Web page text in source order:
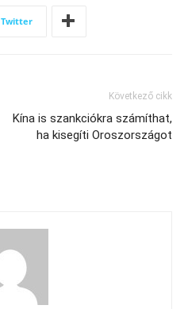
Twitter
Következő cikk
Kína is szankciókra számíthat,
ha kisegíti Oroszországot